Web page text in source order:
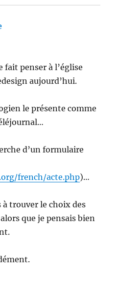
fait penser à l’église
aujourd’hui.
le présente comme
d’un formulaire
french/acte.php)…
trouver le choix des
que je pensais bien